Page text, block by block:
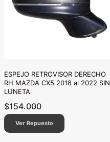
ESPEJO RETROVISOR DERECHO
RH MAZDA CX5 2018 al 2022 SIN
LUNETA
$154.000
Ver Repuesto